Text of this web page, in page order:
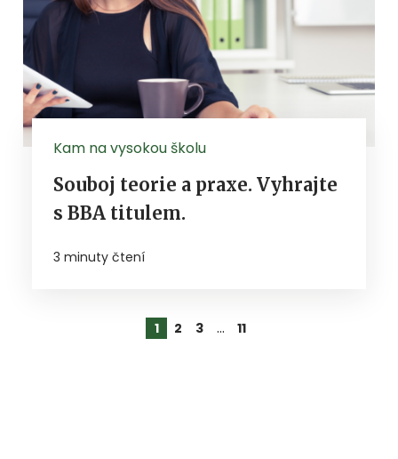
Kam na vysokou školu
Souboj teorie a praxe. Vyhrajte
s BBA titulem.
3 minuty čtení
1 2 3 … 11